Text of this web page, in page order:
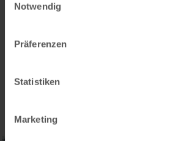
Notwendig
Präferenzen
Statistiken
Marketing